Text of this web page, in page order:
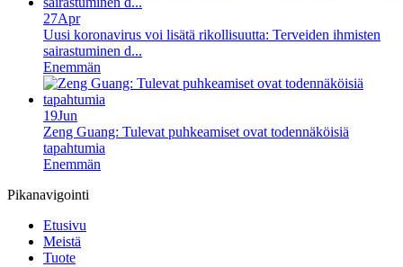
27Apr
Uusi koronavirus voi lisätä rikollisuutta: Terveiden ihmisten
sairastuminen d...
Enemmän
19Jun
Zeng Guang: Tulevat puhkeamiset ovat todennäköisiä
tapahtumia
Enemmän
Pikanavigointi
Etusivu
Meistä
Tuote